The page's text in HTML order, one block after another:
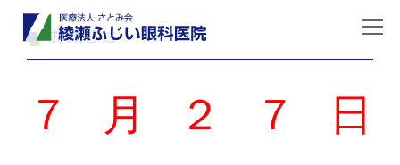
お知らせ
７月２７
日